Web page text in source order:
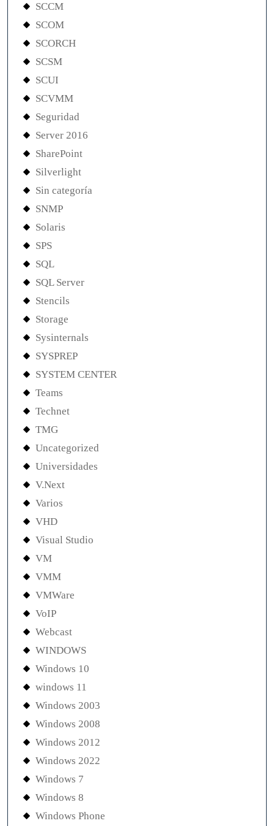
SCCM
SCOM
SCORCH
SCSM
SCUI
SCVMM
Seguridad
Server 2016
SharePoint
Silverlight
Sin categoría
SNMP
Solaris
SPS
SQL
SQL Server
Stencils
Storage
Sysinternals
SYSPREP
SYSTEM CENTER
Teams
Technet
TMG
Uncategorized
Universidades
V.Next
Varios
VHD
Visual Studio
VM
VMM
VMWare
VoIP
Webcast
WINDOWS
Windows 10
windows 11
Windows 2003
Windows 2008
Windows 2012
Windows 2022
Windows 7
Windows 8
Windows Phone